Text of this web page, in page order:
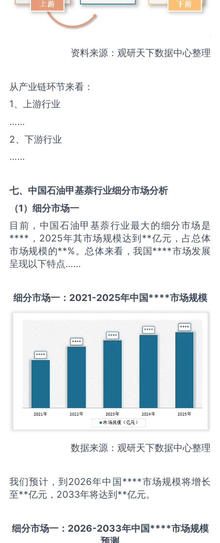
资料来源：观研天下数据中心整理
从产业链环节来看：
1、上游行业
……
2、下游行业
……
七、中国石油甲基萘行业细分市场分析
（1）细分市场一
目前，中国石油甲基萘行业最大的细分市场是
****，2025年其市场规模达到**亿元，占总体
市场规模的**%。总体来看，我国****市场发展
呈现以下特点……
细分市场一： 2021-2025年中国****市场规模
数据来源：观研天下数据中心整理
我们预计，到2026年中国****市场规模将增长
至**亿元，2033年将达到**亿元。
细分市场一： 2026-2033年中国****市场规模